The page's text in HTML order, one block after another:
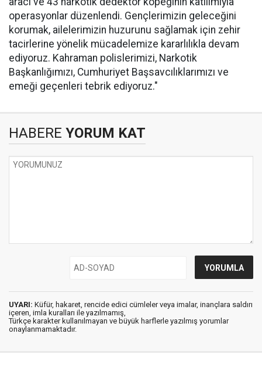
operasyonlar düzenlendi. Gençlerimizin geleceğini
korumak, ailelerimizin huzurunu sağlamak için zehir
tacirlerine yönelik mücadelemize kararlılıkla devam
ediyoruz. Kahraman polislerimizi, Narkotik
Başkanlığımızı, Cumhuriyet Başsavcılıklarımızı ve
emeği geçenleri tebrik ediyoruz."
HABERE YORUM KAT
UYARI: Küfür, hakaret, rencide edici cümleler veya imalar, inançlara saldırı
içeren, imla kuralları ile yazılmamış,
Türkçe karakter kullanılmayan ve büyük harflerle yazılmış yorumlar
onaylanmamaktadır.